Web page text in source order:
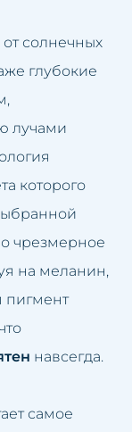
солнечных
глубокие
лучами
которого
чрезмерное
на меланин,
пигмент
навсегда.
самое